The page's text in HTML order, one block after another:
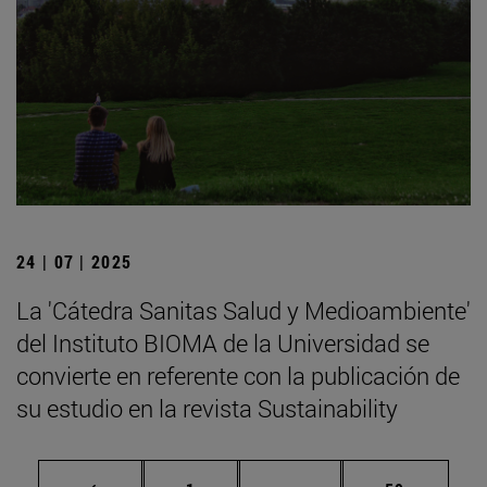
24 | 07 | 2025
La 'Cátedra Sanitas Salud y Medioambiente'
del Instituto BIOMA de la Universidad se
convierte en referente con la publicación de
su estudio en la revista Sustainability